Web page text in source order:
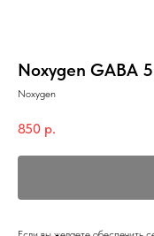
Noxygen GABA
Noxygen
850 р.